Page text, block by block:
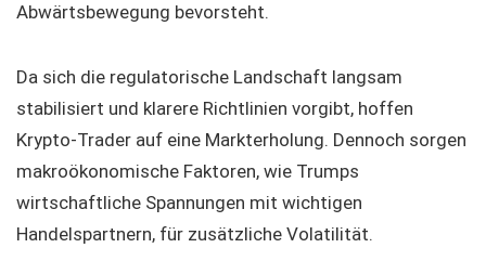
Abwärtsbewegung bevorsteht.
Da sich die regulatorische Landschaft langsam
stabilisiert und klarere Richtlinien vorgibt, hoffen
Krypto-Trader auf eine Markterholung. Dennoch sorgen
makroökonomische Faktoren, wie Trumps
wirtschaftliche Spannungen mit wichtigen
Handelspartnern, für zusätzliche Volatilität.